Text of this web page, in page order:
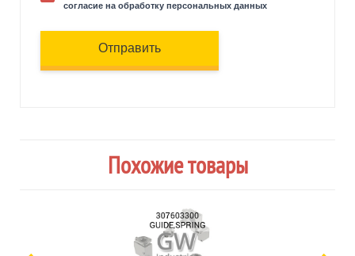
согласие на обработку персональных данных
Отправить
Похожие товары